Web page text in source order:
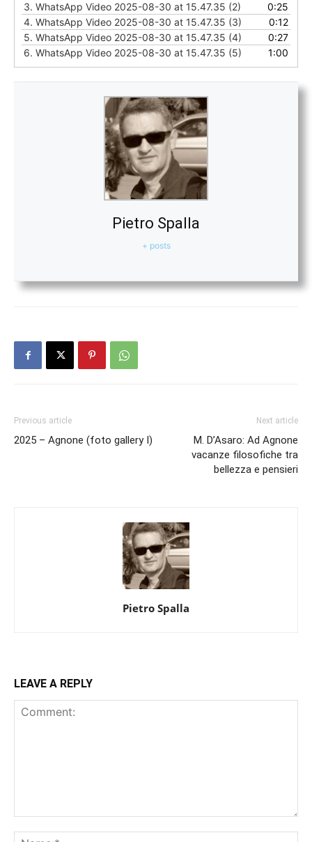
3. WhatsApp Video 2025-08-30 at 15.47.35 (2)
0:25
4. WhatsApp Video 2025-08-30 at 15.47.35 (3)
0:12
5. WhatsApp Video 2025-08-30 at 15.47.35 (4)
0:27
6. WhatsApp Video 2025-08-30 at 15.47.35 (5) 1:00
Pietro Spalla
+ posts
Previous article
2025 – Agnone (foto gallery I)
Next article
M. D’Asaro: Ad Agnone
vacanze filosofiche tra
bellezza e pensieri
Pietro Spalla
LEAVE A REPLY